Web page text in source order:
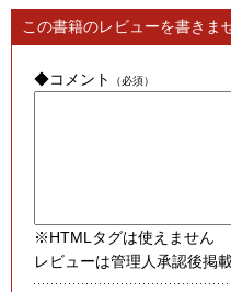
この書籍のレビューを書きま
◆コメント （必須）
※HTMLタグは使えません
レビューは管理人承認後掲